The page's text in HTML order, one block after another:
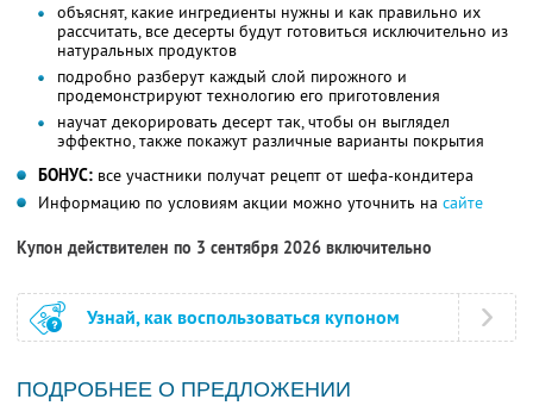
объяснят, какие ингредиенты нужны и как правильно их
рассчитать, все десерты будут готовиться исключительно из
натуральных продуктов
подробно разберут каждый слой пирожного и
продемонстрируют технологию его приготовления
научат декорировать десерт так, чтобы он выглядел
эффектно, также покажут различные варианты покрытия
БОНУС: все участники получат рецепт от шефа-кондитера
Информацию по условиям акции можно уточнить на сайте
Купон действителен по 3 сентября 2026 включительно
Узнай, как воспользоваться купоном
ПОДРОБНЕЕ О ПРЕДЛОЖЕНИИ